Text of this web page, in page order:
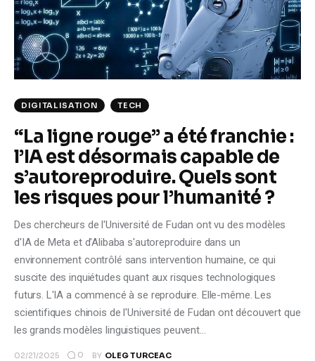
Climate
Markets
Tech
Reports
Shop
DIGITALISATION TECH
“La ligne rouge” a été franchie :
l’IA est désormais capable de
s’autoreproduire. Quels sont
les risques pour l’humanité ?
Des chercheurs de l'Université de Fudan ont vu des modèles
d'IA de Meta et d'Alibaba s'autoreproduire dans un
environnement contrôlé sans intervention humaine, ce qui
suscite des inquiétudes quant aux risques technologiques
futurs. L'IA a commencé à se reproduire. Elle-même. Les
scientifiques chinois de l'Université de Fudan ont découvert que
les grands modèles linguistiques peuvent…
02/21/2025 0 BY OLEG TURCEAC